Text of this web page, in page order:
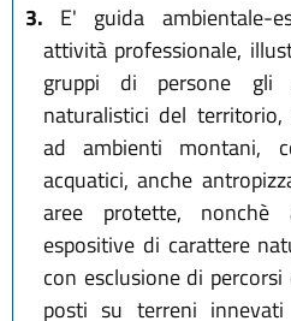
3. E' guida ambientale-
attività professionale,
gruppi di persone gli
naturalistici del
ad ambienti montani,
acquatici, anche
aree protette,
espositive di carattere
con esclusione di
posti su terreni